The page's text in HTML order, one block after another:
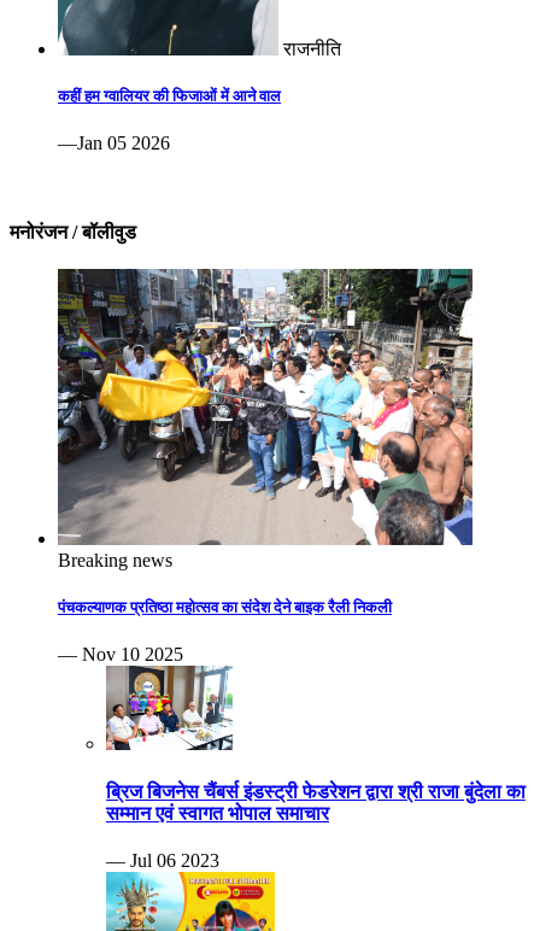
राजनीति
कहीं हम ग्वालियर की फिजाओं में आने वाल
—Jan 05 2026
मनोरंजन / बॉलीवुड
Breaking news
पंचकल्याणक प्रतिष्ठा महोत्सव का संदेश देने बाइक रैली निकली
— Nov 10 2025
ब्रिज बिजनेस चैंबर्स इंडस्ट्री फेडरेशन द्वारा श्री राजा बुंदेला का
सम्मान एवं स्वागत भोपाल समाचार
— Jul 06 2023